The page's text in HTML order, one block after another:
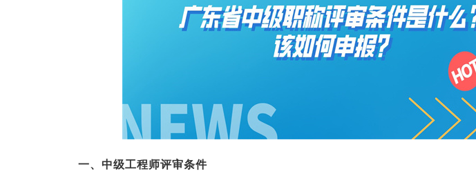
一、 中级工程师评审条件